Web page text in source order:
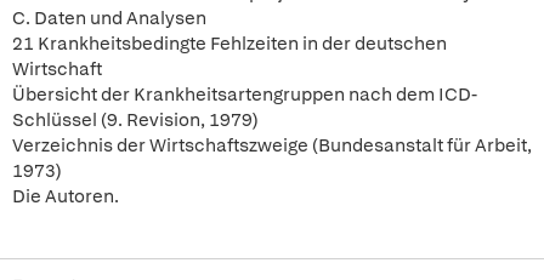
C. Daten und Analysen
21 Krankheitsbedingte Fehlzeiten in der deutschen
Wirtschaft
Übersicht der Krankheitsartengruppen nach dem ICD-
Schlüssel (9. Revision, 1979)
Verzeichnis der Wirtschaftszweige (Bundesanstalt für Arbeit,
1973)
Die Autoren.